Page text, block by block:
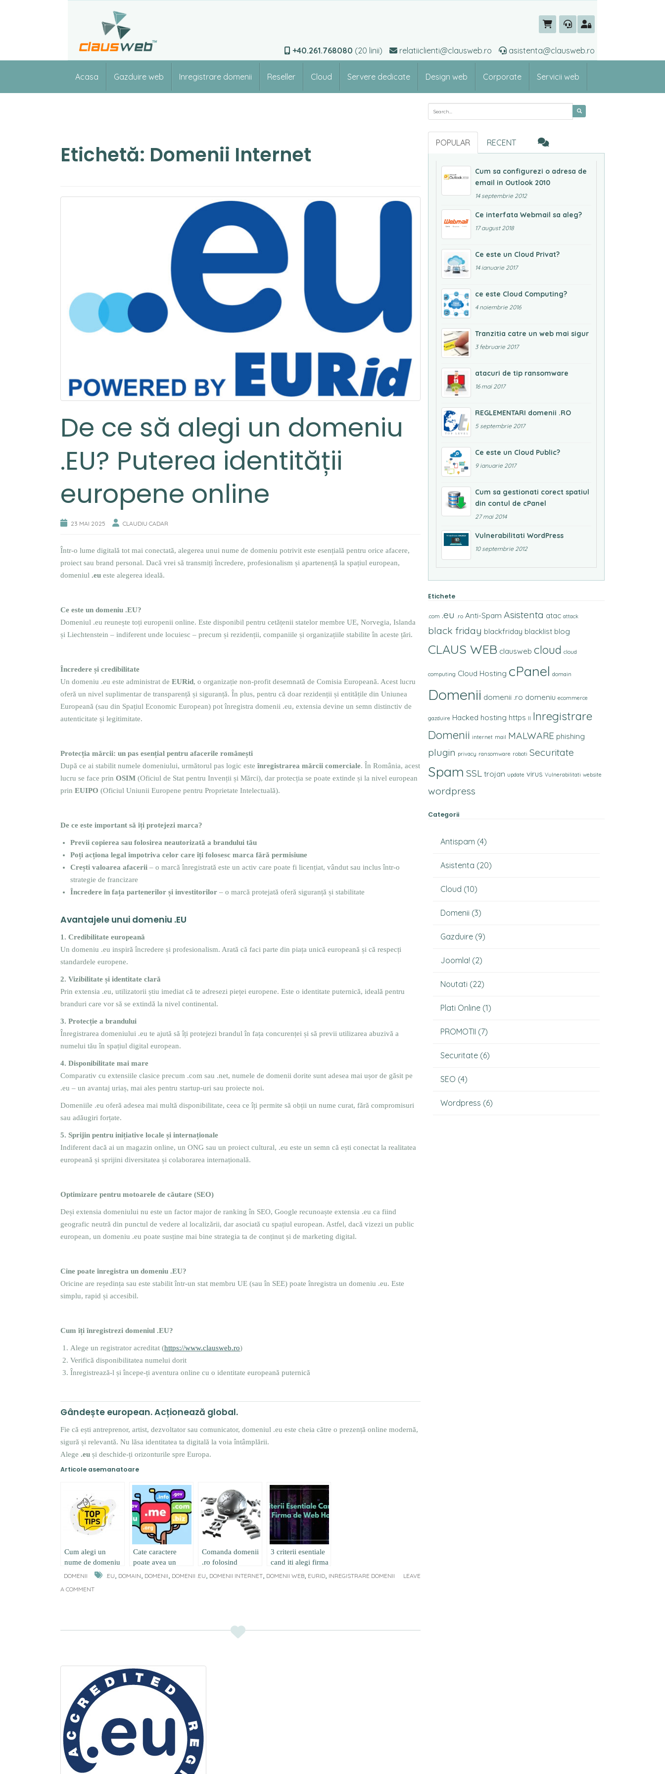
+40.261.768080 (20 linii) relatiiclienti@clausweb.ro asistenta@clausweb.ro
Acasa Gazduire web Inregistrare domenii Reseller Cloud Servere dedicate Design web Corporate Servicii web
Etichetă: Domenii Internet
De ce să alegi un domeniu
.EU? Puterea identității
europene online
23 MAI 2025 CLAUDIU CADAR
Într-o lume digitală tot mai conectată, alegerea unui nume de domeniu potrivit este esențială pentru orice afacere,
proiect sau brand personal. Dacă vrei să transmiți încredere, profesionalism și apartenență la spațiul european,
domeniul .eu este alegerea ideală.
Ce este un domeniu .EU?
Domeniul .eu reunește toți europenii online. Este disponibil pentru cetățenii statelor membre UE, Norvegia, Islanda
și Liechtenstein – indiferent unde locuiesc – precum și rezidenții, companiile și organizațiile stabilite în aceste țări.
Încredere și credibilitate
Un domeniu .eu este administrat de EURid, o organizație non-profit desemnată de Comisia Europeană. Acest lucru
oferă un nivel suplimentar de transparență și siguranță. În plus, pentru că doar rezidenții și entitățile din Uniunea
Europeană (sau din Spațiul Economic European) pot înregistra domenii .eu, extensia devine un semn distinctiv de
autenticitate și legitimitate.
Protecția mărcii: un pas esențial pentru afacerile românești
După ce ai stabilit numele domeniului, următorul pas logic este înregistrarea mărcii comerciale. În România, acest
lucru se face prin OSIM (Oficiul de Stat pentru Invenții și Mărci), dar protecția se poate extinde și la nivel european
prin EUIPO (Oficiul Uniunii Europene pentru Proprietate Intelectuală).
De ce este important să îți protejezi marca?
Previi copierea sau folosirea neautorizată a brandului tău
Poți acționa legal împotriva celor care îți folosesc marca fără permisiune
Crești valoarea afacerii – o marcă înregistrată este un activ care poate fi licențiat, vândut sau inclus într-o
strategie de francizare
Încredere în fața partenerilor și investitorilor – o marcă protejată oferă siguranță și stabilitate
Avantajele unui domeniu .EU
1. Credibilitate europeană
Un domeniu .eu inspiră încredere și profesionalism. Arată că faci parte din piața unică europeană și că respecți
standardele europene.
2. Vizibilitate și identitate clară
Prin extensia .eu, utilizatorii știu imediat că te adresezi pieței europene. Este o identitate puternică, ideală pentru
branduri care vor să se extindă la nivel continental.
3. Protecție a brandului
Înregistrarea domeniului .eu te ajută să îți protejezi brandul în fața concurenței și să previi utilizarea abuzivă a
numelui tău în spațiul digital european.
4. Disponibilitate mai mare
Comparativ cu extensiile clasice precum .com sau .net, numele de domenii dorite sunt adesea mai ușor de găsit pe
.eu – un avantaj uriaș, mai ales pentru startup-uri sau proiecte noi.
Domeniile .eu oferă adesea mai multă disponibilitate, ceea ce îți permite să obții un nume curat, fără compromisuri
sau adăugiri forțate.
5. Sprijin pentru inițiative locale și internaționale
Indiferent dacă ai un magazin online, un ONG sau un proiect cultural, .eu este un semn că ești conectat la realitatea
europeană și sprijini diversitatea și colaborarea internațională.
Optimizare pentru motoarele de căutare (SEO)
Deși extensia domeniului nu este un factor major de ranking în SEO, Google recunoaște extensia .eu ca fiind
geografic neutră din punctul de vedere al localizării, dar asociată cu spațiul european. Astfel, dacă vizezi un public
european, un domeniu .eu poate susține mai bine strategia ta de conținut și de marketing digital.
Cine poate înregistra un domeniu .EU?
Oricine are reședința sau este stabilit într-un stat membru UE (sau în SEE) poate înregistra un domeniu .eu. Este
simplu, rapid și accesibil.
Cum îți înregistrezi domeniul .EU?
Alege un registrator acreditat (https://www.clausweb.ro)
Verifică disponibilitatea numelui dorit
Înregistrează-l și începe-ți aventura online cu o identitate europeană puternică
Gândește european. Acționează global.
Fie că ești antreprenor, artist, dezvoltator sau comunicator, domeniul .eu este cheia către o prezență online modernă,
sigură și relevantă. Nu lăsa identitatea ta digitală la voia întâmplării.
Alege .eu și deschide-ți orizonturile spre Europa.
Articole asemanatoare
Cum alegi un
nume de domeniu
Cate caractere
poate avea un
nume de domeniu?
Comanda domenii
.ro folosind
diacritice!
3 criterii esentiale
cand iti alegi firma
de web hosting
DOMENII .EU, DOMAIN, DOMENII, DOMENII .EU, DOMENII INTERNET, DOMENII WEB, EURID, INREGISTRARE DOMENII
LEAVE
A COMMENT
Search for:
POPULAR RECENT
Cum sa configurezi o adresa de
email in Outlook 2010
14 septembrie 2012
Ce interfata Webmail sa aleg?
17 august 2018
Ce este un Cloud Privat?
14 ianuarie 2017
ce este Cloud Computing?
4 noiembrie 2016
Tranzitia catre un web mai sigur
3 februarie 2017
atacuri de tip ransomware
16 mai 2017
REGLEMENTARI domenii .RO
5 septembrie 2017
Ce este un Cloud Public?
9 ianuarie 2017
Cum sa gestionati corect spatiul
din contul de cPanel
27 mai 2014
Vulnerabilitati WordPress
10 septembrie 2012
Etichete
.com .eu .ro Anti-Spam Asistenta atac attack
black friday blackfriday blacklist blog
CLAUS WEB clausweb cloud cloud
computing Cloud Hosting cPanel domain
Domenii domenii .ro domeniu ecommerce
gazduire Hacked hosting https II Inregistrare
Domenii internet mail MALWARE phishing
plugin privacy ransomware roboti Securitate
Spam SSL trojan update virus Vulnerabilitati website
wordpress
Categorii
Antispam (4)
Asistenta (20)
Cloud (10)
Domenii (3)
Gazduire (9)
Joomla! (2)
Noutati (22)
Plati Online (1)
PROMOTII (7)
Securitate (6)
SEO (4)
Wordpress (6)